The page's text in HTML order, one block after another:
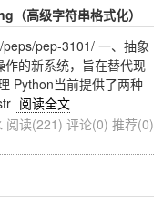
高级字符串格式化）
pep-3101/ 一、抽象
的新系统，旨在替代现
Python当前提供了两种
阅读全文
阅读(221) 评论(0) 推荐(0)